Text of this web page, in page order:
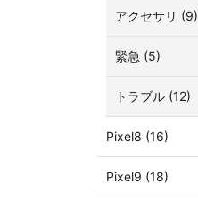
アクセサリ (9)
緊急 (5)
トラブル (12)
Pixel8 (16)
Pixel9 (18)